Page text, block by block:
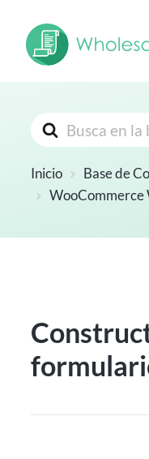
Buscar
Inicio
Base de
WooCommerce